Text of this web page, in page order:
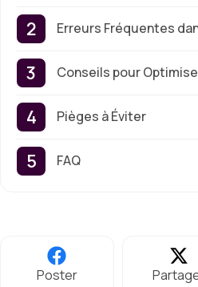
Erreurs Fréquentes
Conseils pour
Pièges à Éviter
FAQ
Poster